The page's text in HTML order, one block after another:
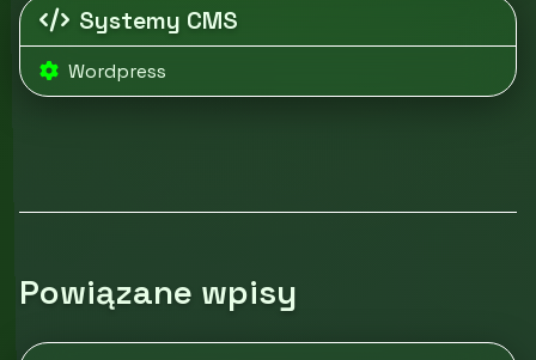
Systemy CMS
Wordpress
Powiązane wpisy